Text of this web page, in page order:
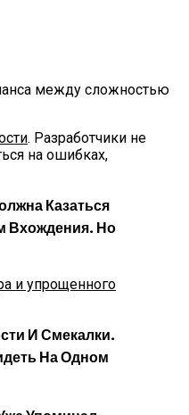
между сложностью
. Разработчики не
на ошибках,
Казаться
Вхождения. Но
и упрощенного
И Смекалки.
На Одном